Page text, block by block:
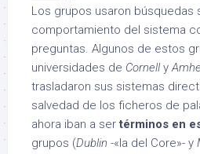
Los grupos usaron búsquedas
comportamiento del sistema
preguntas. Algunos de estos
universidades de Cornelly
trasladaron sus sistemas
salvedad de los ficheros de
ahora iban a sertérminos en
grupos (Dublin -«la del Core»- y